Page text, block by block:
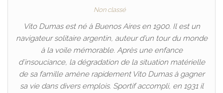
Non classé
Vito Dumas est né à Buenos Aires en 1900. Il est un
navigateur solitaire argentin, auteur d’un tour du monde
à la voile mémorable. Après une enfance
d’insouciance, la dégradation de la situation matérielle
de sa famille amène rapidement Vito Dumas à gagner
sa vie dans divers emplois. Sportif accompli, en 1931 il